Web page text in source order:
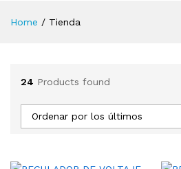
Home / Tienda
24 Products found
Ordenar por los últimos